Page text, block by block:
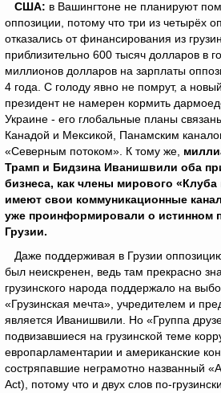
США: в Вашингтоне не планируют
оппозиции, потому что три из четырёх
отказались от финансирования из
приблизительно 600 тысяч долларов в
миллионов долларов на зарплаты
4 года. С голоду явно не помрут, а
президент не намерен кормить
Украине - его глобальные планы
Канадой и Мексикой, Панамским
«Северным потоком». К тому же,
Трамп и Бидзина Иванишвили оба
бизнеса, как члены мирового
имеют свои коммуникационные
уже проинформировали о истинном
Грузии.
Даже поддерживая в Грузии
был неискренен, ведь там прекрасно
грузинского народа поддержало на
«Грузинская мечта», учредителем и
является Иванишвили. Но «Группа
подвизавшиеся на грузинской теме
европарламентарии и американские
состряпавшие неграмотно названный
Act), потому что и двух слов по-